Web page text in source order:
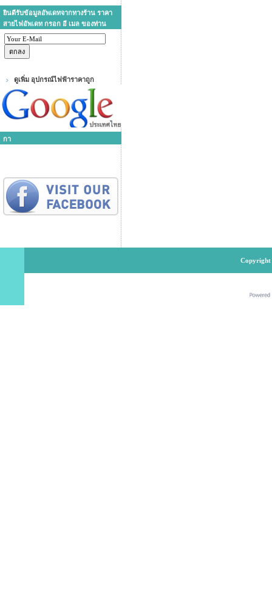
ยินดีรับข้อมูลอัพเดทจากทางร้าน ราคา
สายไฟอัพเดท กรอก อี เมล ของท่าน
ดูเพิ่ม อุปกรณ์ไฟฟ้าราคาถูก
กา
Copyright